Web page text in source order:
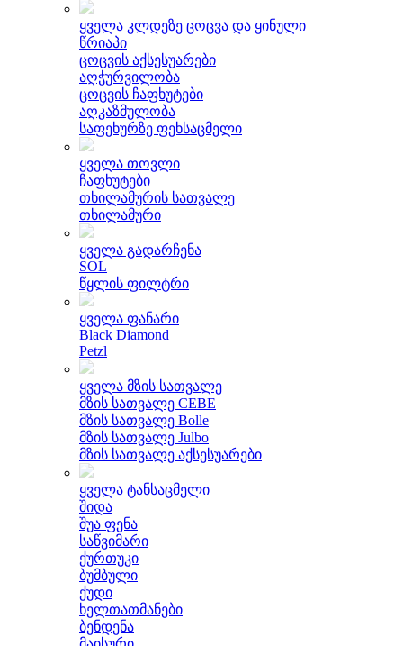
ყველა კლდეზე ცოცვა და ყინული
წრიაპი
ცოცვის აქსესუარები
აღჭურვილობა
ცოცვის ჩაფხუტები
აღკაზმულობა
საფეხურზე ფეხსაცმელი
ყველა თოვლი
ჩაფხუტები
თხილამურის სათვალე
თხილამური
ყველა გადარჩენა
SOL
წყლის ფილტრი
ყველა ფანარი
Black Diamond
Petzl
ყველა მზის სათვალე
მზის სათვალე CEBE
მზის სათვალე Bolle
მზის სათვალე Julbo
მზის სათვალე აქსესუარები
ყველა ტანსაცმელი
შიდა
შუა ფენა
საწვიმარი
ქურთუკი
ბუმბული
ქუდი
ხელთათმანები
ბენდენა